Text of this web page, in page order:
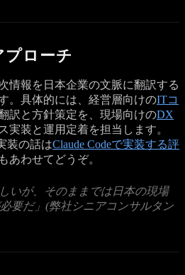
プローチ
情報を日本企業の文脈に翻訳する
。具体的には、経営層向けのITコ
訳と方針策定を、現場向けのDX
実装と運用定着を担当します。
装の話はClaude Codeで実装する評
もあわせてどうぞ。
しいが、そのままでは日本の現場
要だ」(弊社シニアコンサルタン